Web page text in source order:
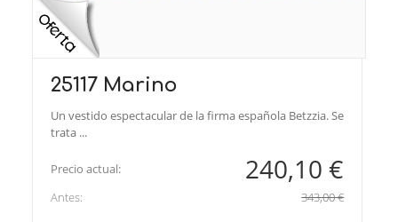
25117 Marino
Un vestido espectacular de la firma española Betzzia. Se
trata ...
Precio actual: 240,10 €
Antes: 343,00 €